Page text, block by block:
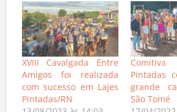
XVIII Cavalgada Entre
Amigos foi realizada
com sucesso em Lajes
Pintadas/RN
Pintadas
grande
São Tomé